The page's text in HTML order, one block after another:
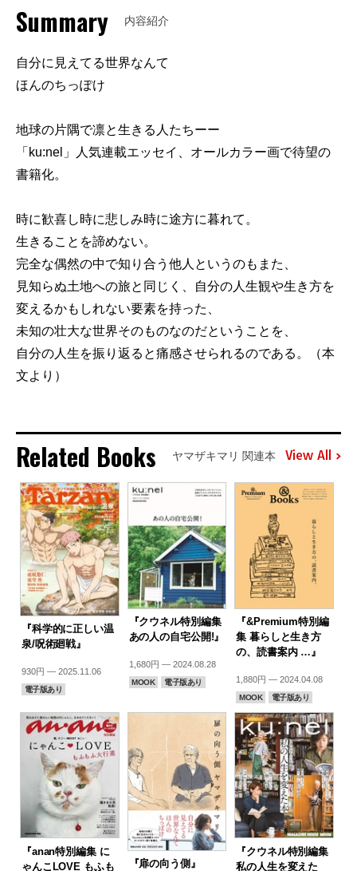
Summary 内容紹介
自分に見えてる世界なんて
ほんのちっぽけ
地球の片隅で凛と生きる人たちーー
「ku:nel」人気連載エッセイ、オールカラー画で待望の
書籍化。
時に歓喜し時に悲しみ時に途方に暮れて。
生きることを諦めない。
完全な偶然の中で知り合う他人というのもまた、
見知らぬ土地への旅と同じく、自分の人生観や生き方を
変えるかもしれない要素を持った、
未知の壮大な世界そのものなのだということを、
自分の人生を振り返ると痛感させられるのである。（本
文より）
Related Books ヤマザキマリ 関連本 View All
『科学的に正しい温
泉/呪術廻戦』
930円 — 2025.11.06
電子版あり
『クウネル特別編集
あの人の自宅公開!』
1,680円 — 2024.08.28
MOOK 電子版あり
『&Premium特別編
集 暮らしと生き方
の、読書案内 …』
1,880円 — 2024.04.08
MOOK 電子版あり
『anan特別編集 に
ゃんこLOVE もふも
『扉の向う側』
『クウネル特別編集
私の人生を変えた